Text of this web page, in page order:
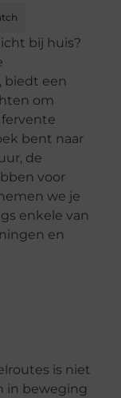
bij huis?
biedt een
om
bent naar
de
voor
we je
enkele van
en
is niet
in beweging